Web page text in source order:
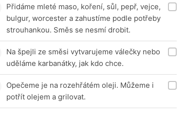
Přidáme mleté maso, koření, sůl, pepř, vejce,
bulgur, worcester a zahustíme podle potřeby
strouhankou. Směs se nesmí drobit.
Na špejli ze směsi vytvarujeme válečky nebo
uděláme karbanátky, jak kdo chce.
Opečeme je na rozehřátém oleji. Můžeme i
potřít olejem a grilovat.